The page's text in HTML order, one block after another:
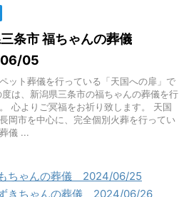
条市 福ちゃんの葬儀
05
ット葬儀を行っている「天国への扉」で
は、新潟県三条市の福ちゃんの葬儀を行
心よりご冥福をお祈り致します。 天国
岡市を中心に、完全個別火葬を行ってい
儀 ...
ちゃんの葬儀 2024/06/25
きちゃんの葬儀 2024/06/26